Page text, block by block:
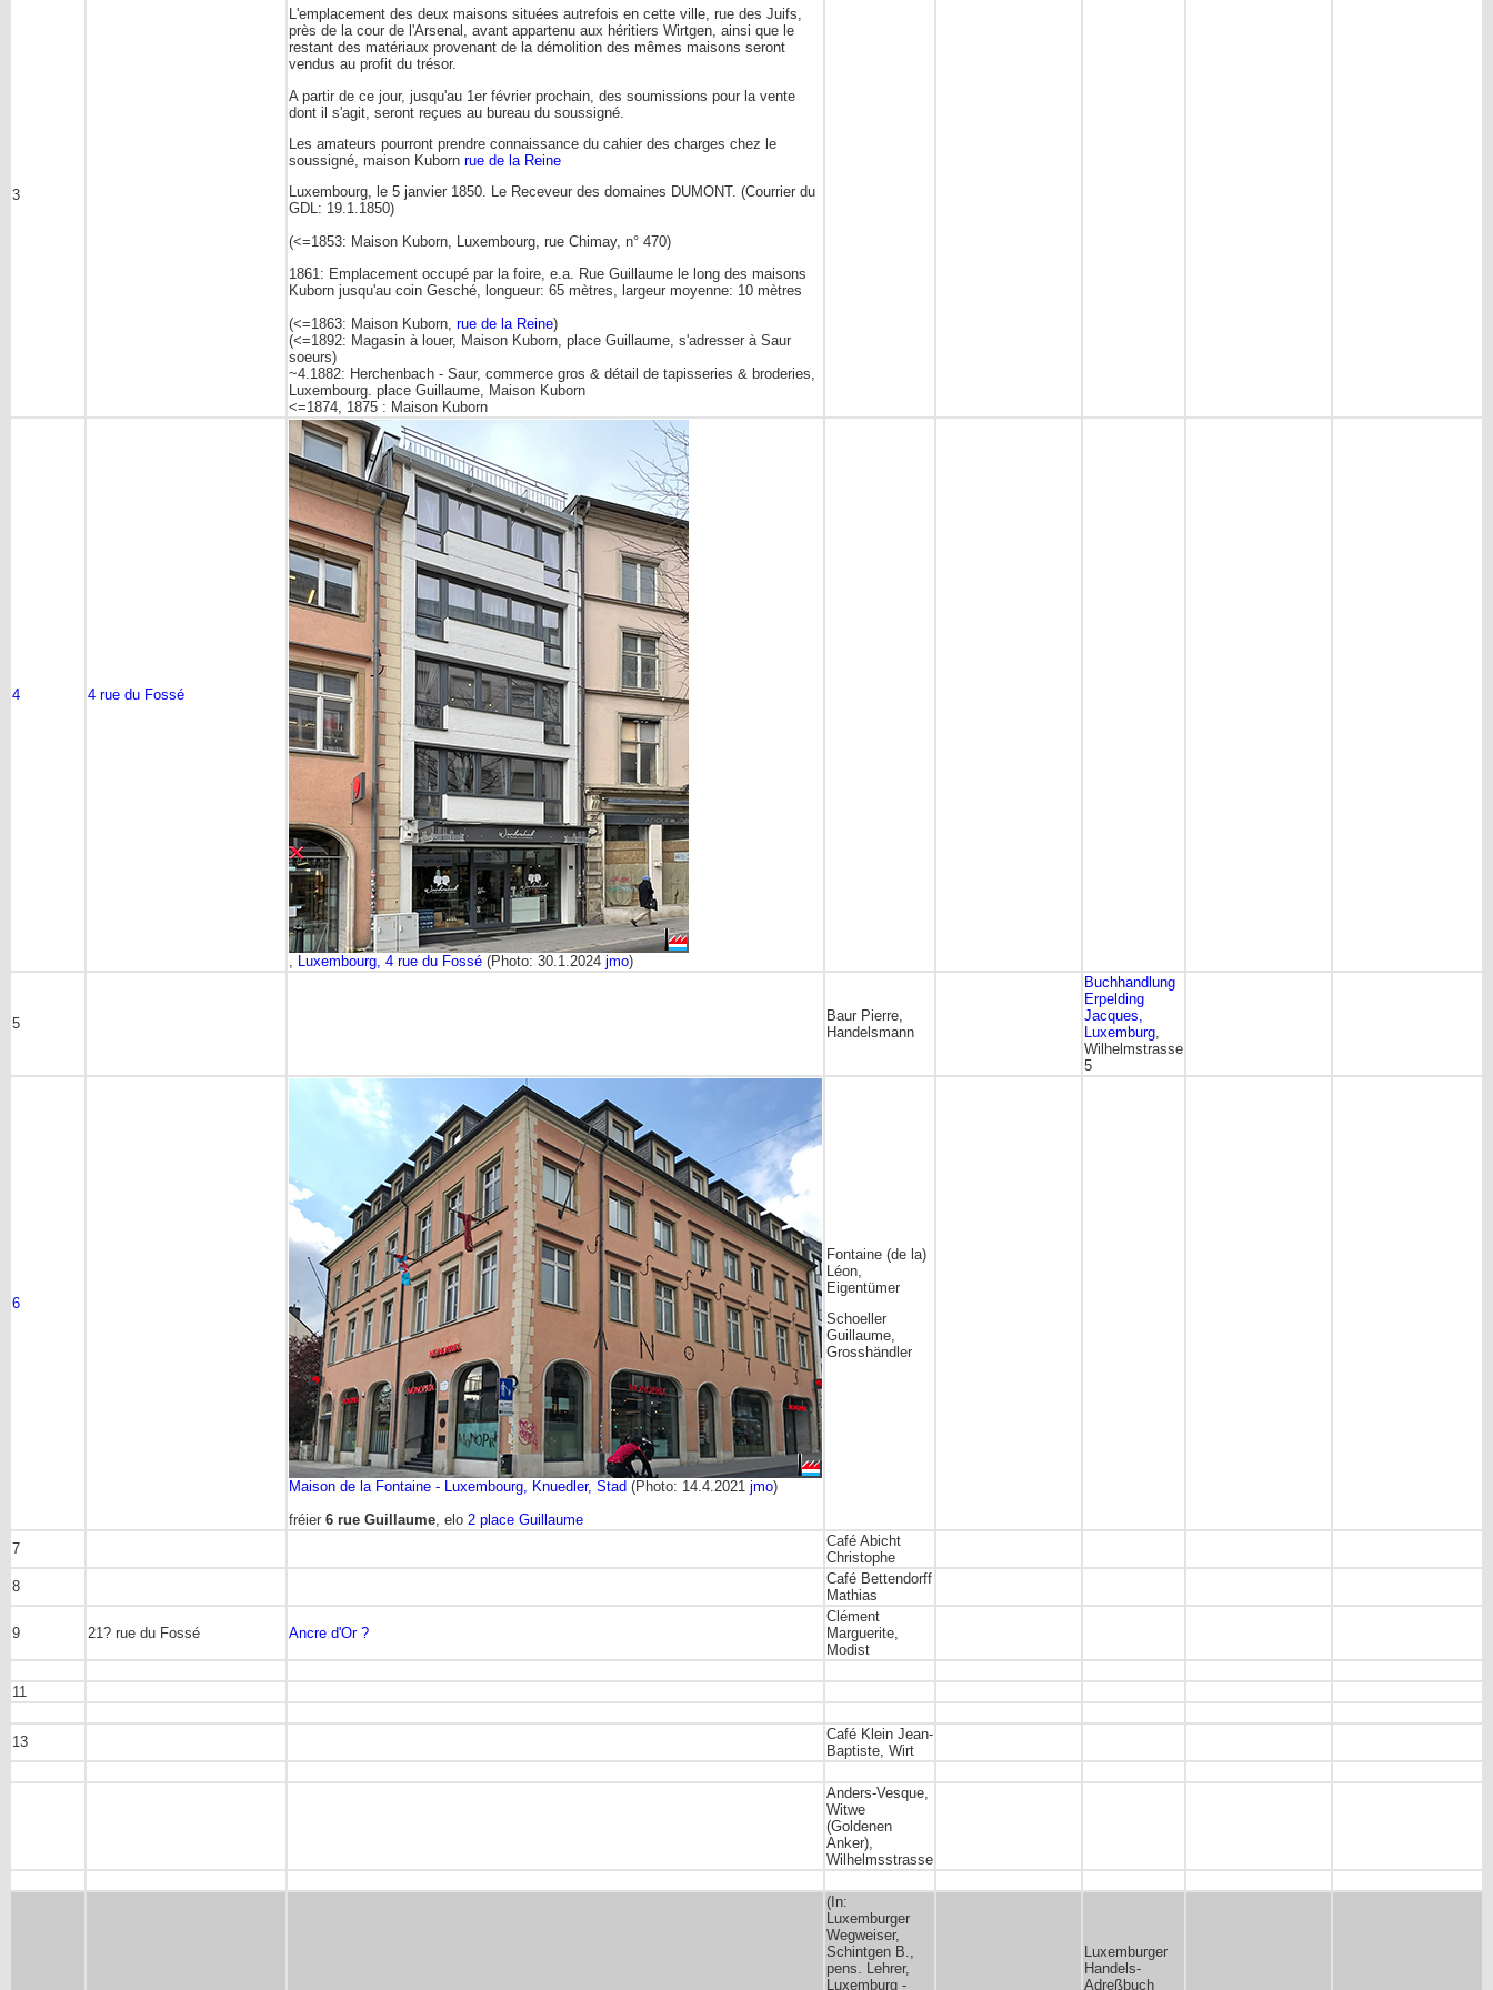
3
L'emplacement des deux maisons situées autrefois en cette ville, rue des Juifs,
près de la cour de l'Arsenal, avant appartenu aux héritiers Wirtgen, ainsi que le
restant des matériaux provenant de la démolition des mêmes maisons seront
vendus au profit du trésor.
A partir de ce jour, jusqu'au 1er février prochain, des soumissions pour la vente
dont il s'agit, seront reçues au bureau du soussigné.
Les amateurs pourront prendre connaissance du cahier des charges chez le
soussigné, maison Kuborn rue de la Reine
Luxembourg, le 5 janvier 1850. Le Receveur des domaines DUMONT. (Courrier du
GDL: 19.1.1850)
(<=1853: Maison Kuborn, Luxembourg, rue Chimay, n° 470)
1861: Emplacement occupé par la foire, e.a. Rue Guillaume le long des maisons
Kuborn jusqu'au coin Gesché, longueur: 65 mètres, largeur moyenne: 10 mètres
(<=1863: Maison Kuborn, rue de la Reine)
(<=1892: Magasin à louer, Maison Kuborn, place Guillaume, s'adresser à Saur
soeurs)
~4.1882: Herchenbach - Saur, commerce gros & détail de tapisseries & broderies,
Luxembourg. place Guillaume, Maison Kuborn
<=1874, 1875 : Maison Kuborn
4 4 rue du Fossé
, Luxembourg, 4 rue du Fossé (Photo: 30.1.2024 jmo)
5
Baur Pierre,
Handelsmann
Buchhandlung
Erpelding
Jacques,
Luxemburg,
Wilhelmstrasse
5
6
Maison de la Fontaine - Luxembourg, Knuedler, Stad (Photo: 14.4.2021 jmo)
fréier 6 rue Guillaume, elo 2 place Guillaume
Fontaine (de la)
Léon,
Eigentümer
Schoeller
Guillaume,
Grosshändler
7
Café Abicht
Christophe
8
Café Bettendorff
Mathias
9 21? rue du Fossé Ancre d'Or ?
Clément
Marguerite,
Modist
11
13
Café Klein Jean-
Baptiste, Wirt
Anders-Vesque,
Witwe
(Goldenen
Anker),
Wilhelmsstrasse
(In:
Luxemburger
Wegweiser,
Schintgen B.,
pens. Lehrer,
Luxemburg -
Luxemburger
Handels-
Adreßbuch